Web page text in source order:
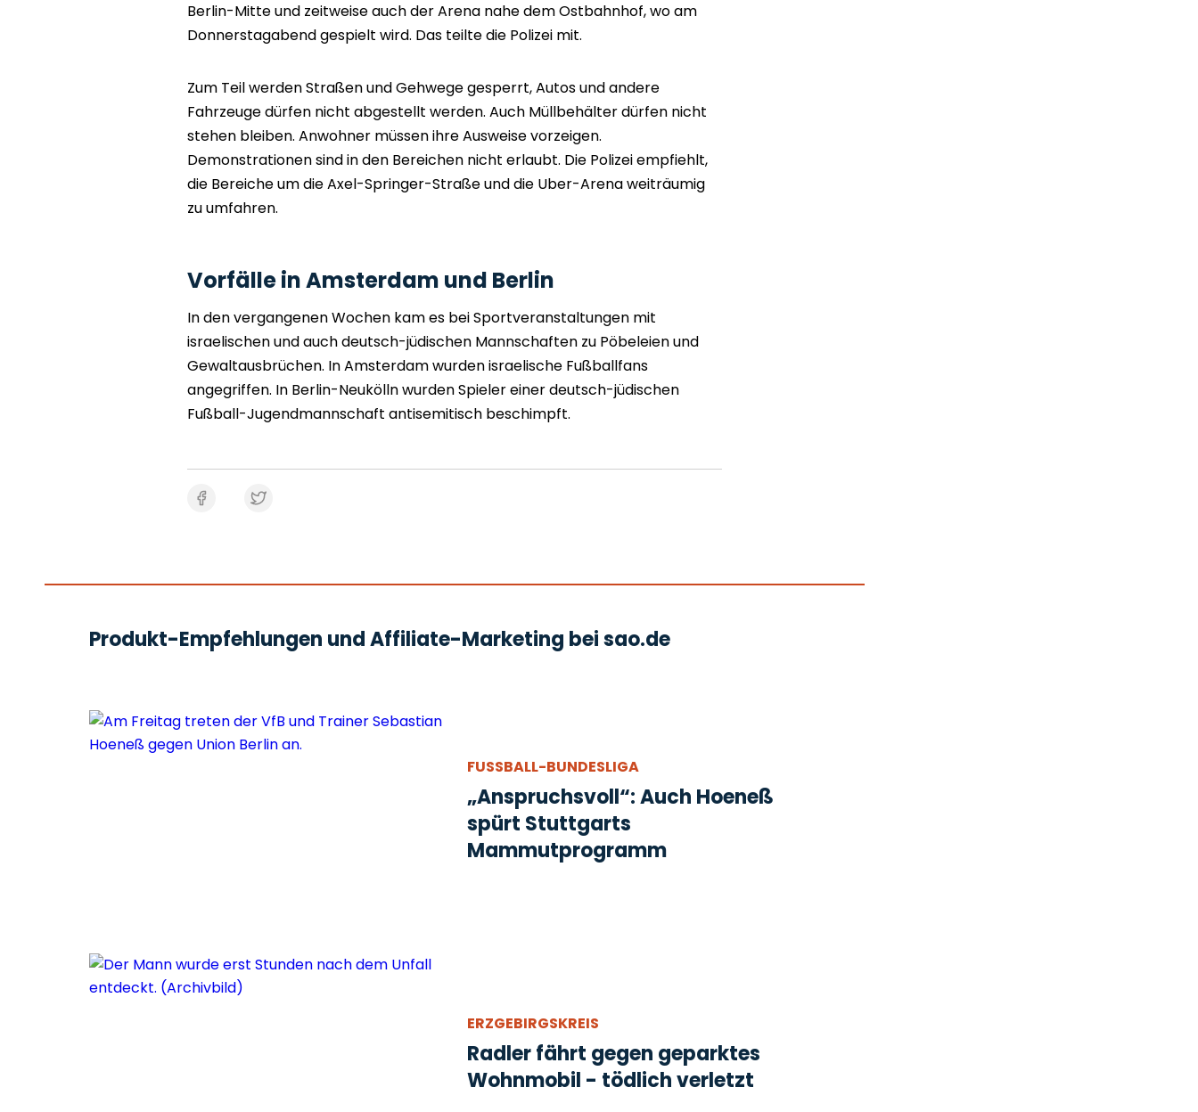
Berlin-Mitte und zeitweise auch der Arena nahe dem Ostbahnhof, wo am
Donnerstagabend gespielt wird. Das teilte die Polizei mit.
Zum Teil werden Straßen und Gehwege gesperrt, Autos und andere
Fahrzeuge dürfen nicht abgestellt werden. Auch Müllbehälter dürfen nicht
stehen bleiben. Anwohner müssen ihre Ausweise vorzeigen.
Demonstrationen sind in den Bereichen nicht erlaubt. Die Polizei empfiehlt,
die Bereiche um die Axel-Springer-Straße und die Uber-Arena weiträumig
zu umfahren.
Vorfälle in Amsterdam und Berlin
In den vergangenen Wochen kam es bei Sportveranstaltungen mit
israelischen und auch deutsch-jüdischen Mannschaften zu Pöbeleien und
Gewaltausbrüchen. In Amsterdam wurden israelische Fußballfans
angegriffen. In Berlin-Neukölln wurden Spieler einer deutsch-jüdischen
Fußball-Jugendmannschaft antisemitisch beschimpft.
Produkt-Empfehlungen und Affiliate-Marketing bei sao.de
FUSSBALL-BUNDESLIGA
„Anspruchsvoll“: Auch Hoeneß
spürt Stuttgarts
Mammutprogramm
ERZGEBIRGSKREIS
Radler fährt gegen geparktes
Wohnmobil - tödlich verletzt